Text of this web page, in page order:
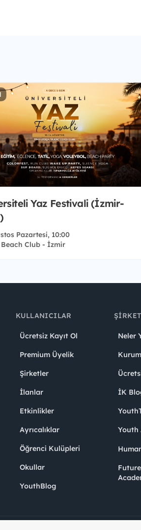
Yaz Festivali (İzmir-
Pazartesi, 10:00
Club - İzmir
KULLANICILAR
Ücretsiz Kayıt Ol
Premium Üyelik
Şirketler
İlanlar
Etkinlikler
Ayrıcalıklar
Öğrenci Kulüpleri
Okullar
YouthBlog
Neler
İK
Youth